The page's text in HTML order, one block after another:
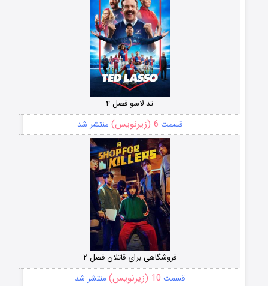
تد لاسو فصل ۴
قسمت 6 (زیرنویس) منتشر شد
فروشگاهی برای قاتلان فصل ۲
قسمت 10 (زیرنویس) منتشر شد